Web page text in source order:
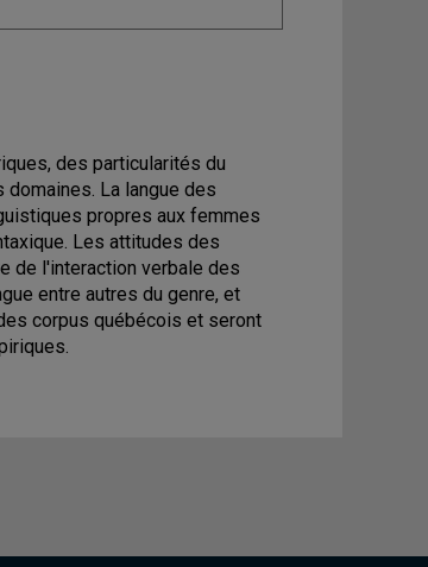
des particularités du
La langue des
propres aux femmes
Les attitudes des
de l'interaction verbale des
entre autres du genre, et
corpus québécois et seront